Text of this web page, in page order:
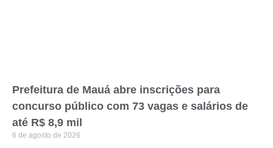
Prefeitura de Mauá abre inscrições para
concurso público com 73 vagas e salários de
até R$ 8,9 mil
6 de agosto de 2026